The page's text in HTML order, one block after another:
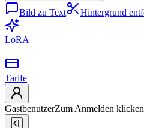
Bild zu Text Hintergrund
LoRA
Tarife
GastbenutzerZum Anmelden klicken